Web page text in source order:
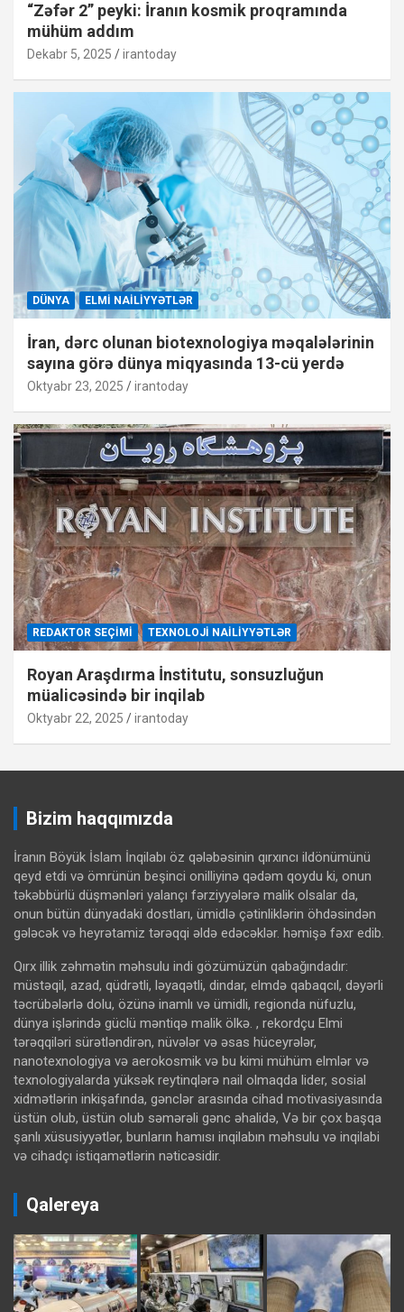
“Zəfər 2” peyki: İranın kosmik proqramında
mühüm addım
Dekabr 5, 2025 irantoday
DÜNYA ELMI NAILIYYƏTLƏR
İran, dərc olunan biotexnologiya məqalələrinin
sayına görə dünya miqyasında 13-cü yerdə
Oktyabr 23, 2025 irantoday
REDAKTOR SEÇIMI TEXNOLOJI NAILIYYƏTLƏR
Royan Araşdırma İnstitutu, sonsuzluğun
müalicəsində bir inqilab
Oktyabr 22, 2025 irantoday
Bizim haqqımızda
İranın Böyük İslam İnqilabı öz qələbəsinin qırxıncı ildönümünü
qeyd etdi və ömrünün beşinci onilliyinə qədəm qoydu ki, onun
təkəbbürlü düşmənləri yalançı fərziyyələrə malik olsalar da,
onun bütün dünyadaki dostları, ümidlə çətinliklərin öhdəsindən
gələcək və heyrətamiz tərəqqi əldə edəcəklər. həmişə fəxr edib.
Qırx illik zəhmətin məhsulu indi gözümüzün qabağındadır:
müstəqil, azad, qüdrətli, ləyaqətli, dindar, elmdə qabaqcıl, dəyərli
təcrübələrlə dolu, özünə inamlı və ümidli, regionda nüfuzlu,
dünya işlərində güclü məntiqə malik ölkə. , rekordçu Elmi
tərəqqiləri sürətləndirən, nüvələr və əsas hüceyrələr,
nanotexnologiya və aerokosmik və bu kimi mühüm elmlər və
texnologiyalarda yüksək reytinqlərə nail olmaqda lider, sosial
xidmətlərin inkişafında, gənclər arasında cihad motivasiyasında
üstün olub, üstün olub səmərəli gənc əhalidə, Və bir çox başqa
şanlı xüsusiyyətlər, bunların hamısı inqilabın məhsulu və inqilabi
və cihadçı istiqamətlərin nəticəsidir.
Qalereya